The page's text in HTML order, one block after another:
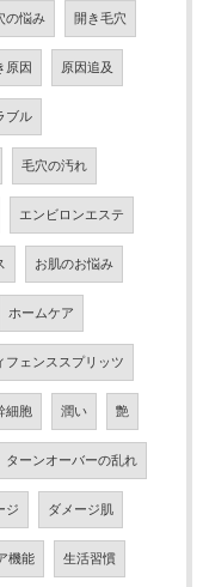
の悩み 開き毛穴
原因 原因追及
ブル
毛穴の汚れ
エンビロンエステ
お肌のお悩み
ホームケア
フェンススプリッツ
細胞 潤い 艶
ターンオーバーの乱れ
ジ ダメージ肌
機能 生活習慣